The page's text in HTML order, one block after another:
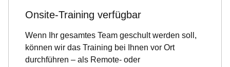
Onsite-Training verfügbar
Wenn Ihr gesamtes Team geschult werden soll,
können wir das Training bei Ihnen vor Ort
durchführen – als Remote- oder